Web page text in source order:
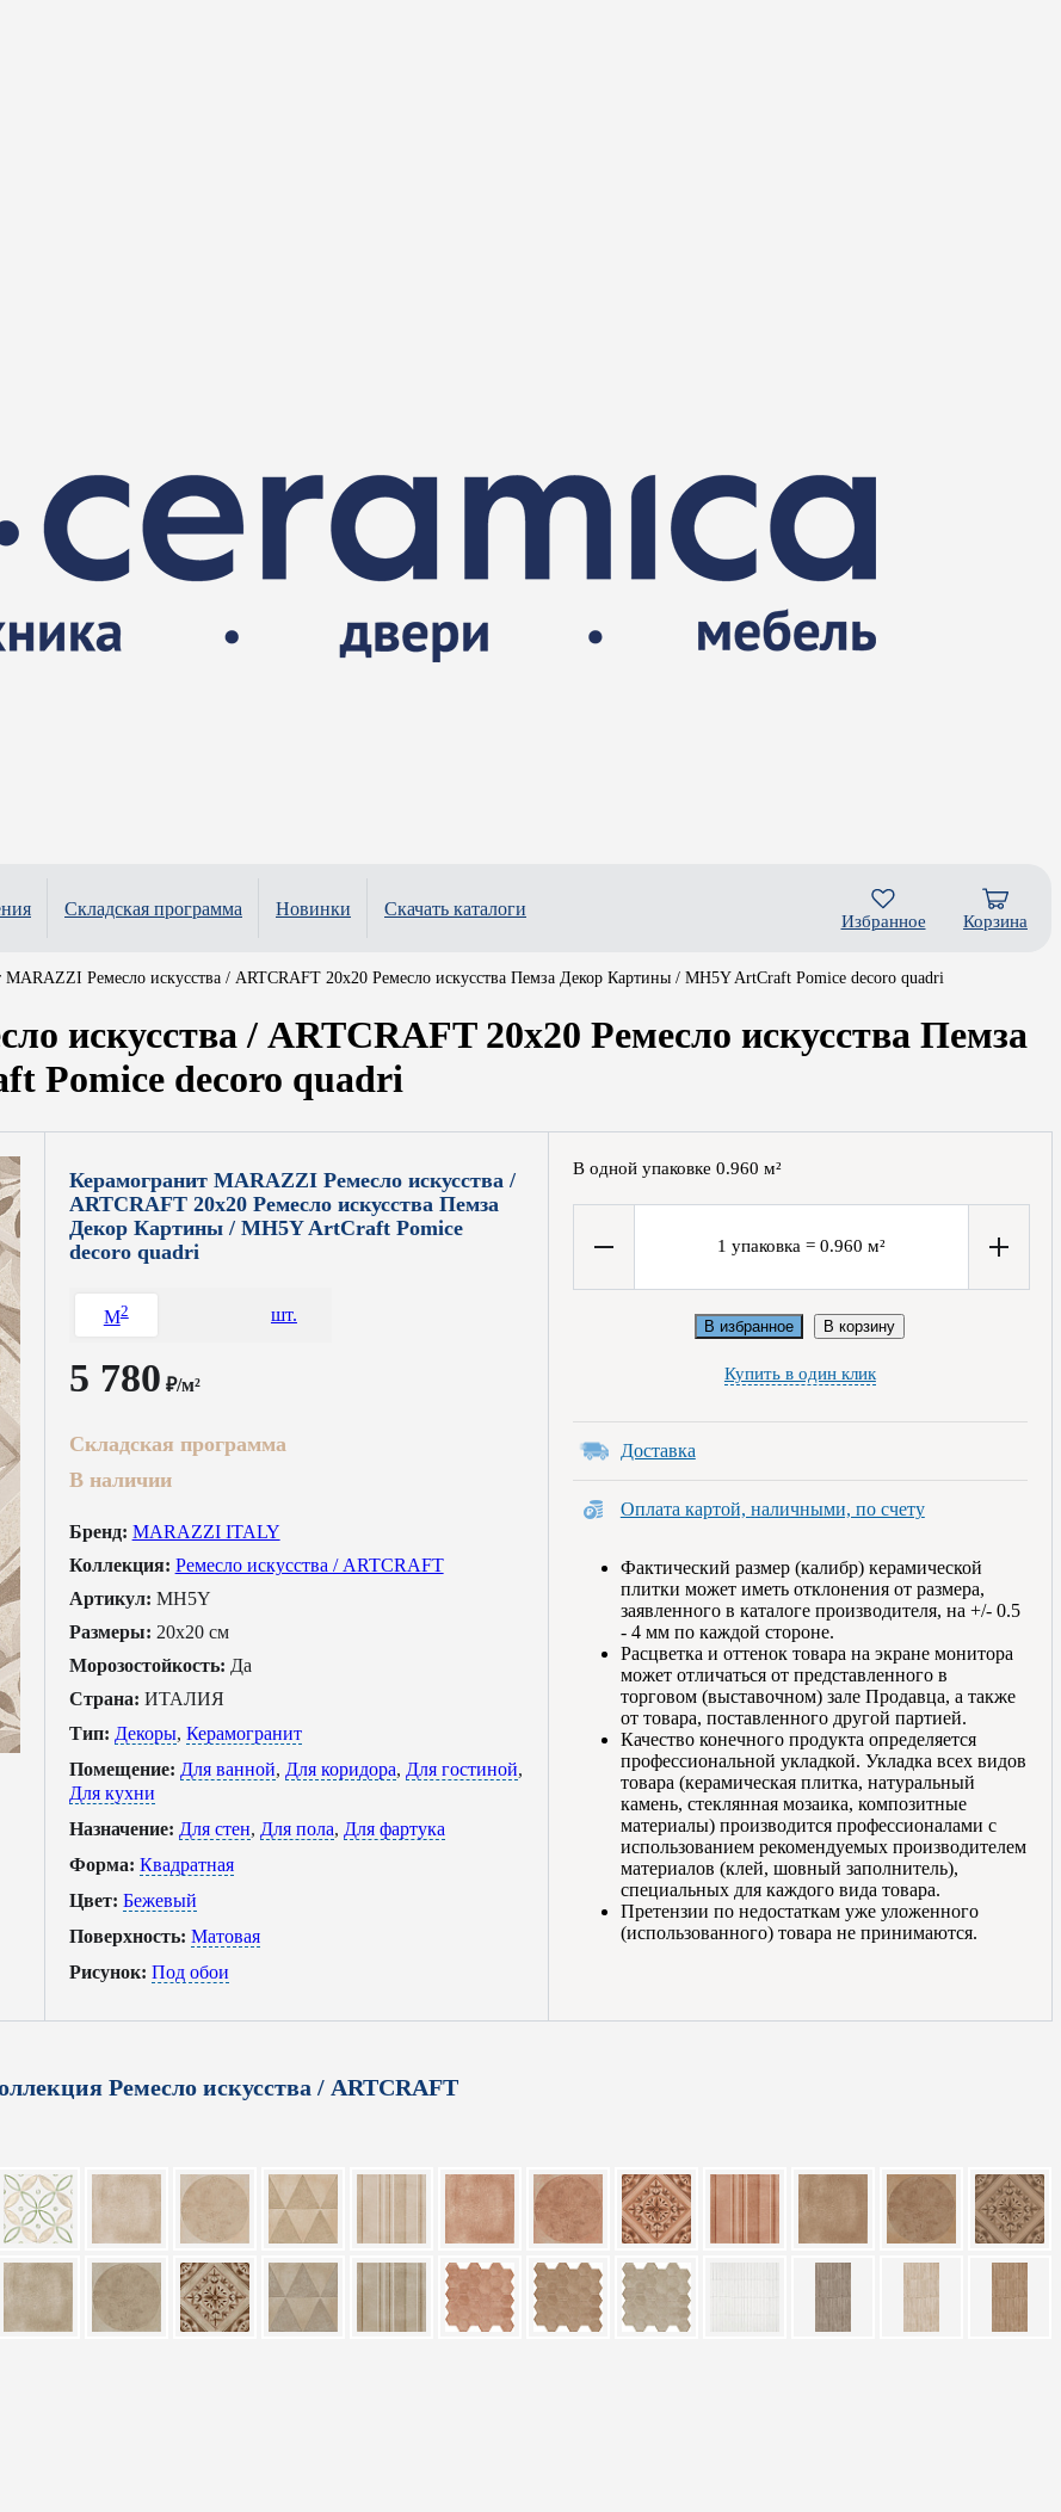
Складская программа Новинки Скачать каталоги
Избранное Корзина
MARAZZI Ремесло искусства / ARTCRAFT 20x20 Ремесло искусства Пемза Декор Картины / MH5Y ArtCraft Pomice decoro quadri
искусства / ARTCRAFT 20x20 Ремесло искусства Пемза
Pomice decoro quadri
Керамогранит MARAZZI Ремесло искусства /
ARTCRAFT 20x20 Ремесло искусства Пемза
Декор Картины / MH5Y ArtCraft Pomice
decoro quadri
M2 шт.
5 780 ₽/м²
Складская программа
В наличии
Бренд: MARAZZI ITALY
Коллекция: Ремесло искусства / ARTCRAFT
Артикул: MH5Y
Размеры: 20x20 см
Морозостойкость: Да
Страна: ИТАЛИЯ
Тип: Декоры, Керамогранит
Помещение: Для ванной, Для коридора, Для гостиной,
Для кухни
Назначение: Для стен, Для пола, Для фартука
Форма: Квадратная
Цвет: Бежевый
Поверхность: Матовая
Рисунок: Под обои
В одной упаковке 0.960 м²
1 упаковка = 0.960 м²
В избранное В корзину
Купить в один клик
Доставка
Оплата картой, наличными, по счету
Фактический размер (калибр) керамической
плитки может иметь отклонения от размера,
заявленного в каталоге производителя, на +/- 0.5
- 4 мм по каждой стороне.
Расцветка и оттенок товара на экране монитора
может отличаться от представленного в
торговом (выставочном) зале Продавца, а также
от товара, поставленного другой партией.
Качество конечного продукта определяется
профессиональной укладкой. Укладка всех видов
товара (керамическая плитка, натуральный
камень, стеклянная мозаика, композитные
материалы) производится профессионалами с
использованием рекомендуемых производителем
материалов (клей, шовный заполнитель),
специальных для каждого вида товара.
Претензии по недостаткам уже уложенного
(использованного) товара не принимаются.
Ремесло искусства / ARTCRAFT